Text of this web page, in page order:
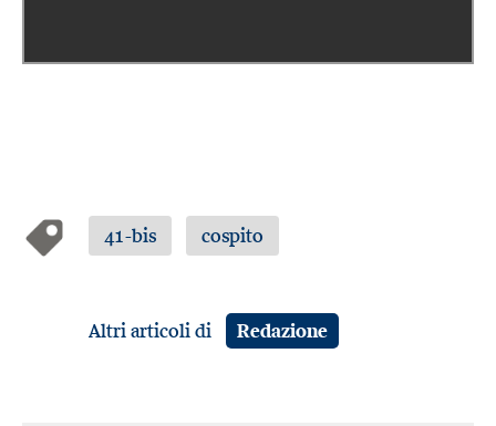
41-bis cospito
Altri articoli di Redazione